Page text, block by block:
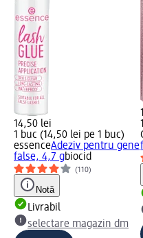
14,50 lei
1 buc (14,50 lei pe 1 buc)
essenceAdeziv pentru gene
false, 4,7 gbiocid
(110)
Notă
Livrabil
selectare magazin dm